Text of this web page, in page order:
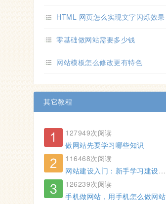
HTML 网页怎么实现文字闪烁效果
零基础做网站需要多少钱
网站模板怎么修改更有特色
其它教程
127949次阅读
做网站先要学习哪些知识
116468次阅读
网站建设入门：新手学习建设网站5个步骤（不知后悔）
126239次阅读
手机做网站，用手机怎么做网站